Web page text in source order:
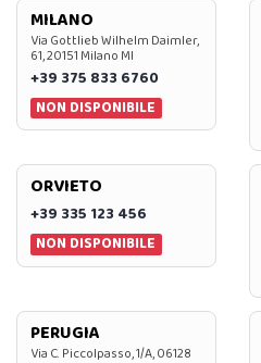
MILANO
Via Gottlieb Wilhelm Daimler,
61, 20151 Milano MI
+39 375 833 6760
NON DISPONIBILE
ORVIETO
+39 335 123 456
NON DISPONIBILE
PERUGIA
Via C. Piccolpasso, 1/A, 06128